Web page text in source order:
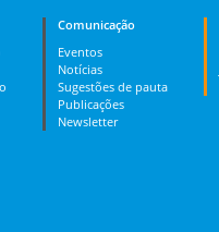
Comunicação
Eventos
Notícias
Sugestões de pauta
Publicações
Newsletter